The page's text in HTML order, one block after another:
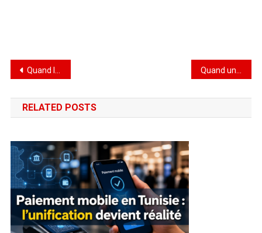
Quand la télécommunication rencontre l’agroalimentaire: Orange et By Ben Yaghlene s’associent pour Ramadan
RELATED POSTS